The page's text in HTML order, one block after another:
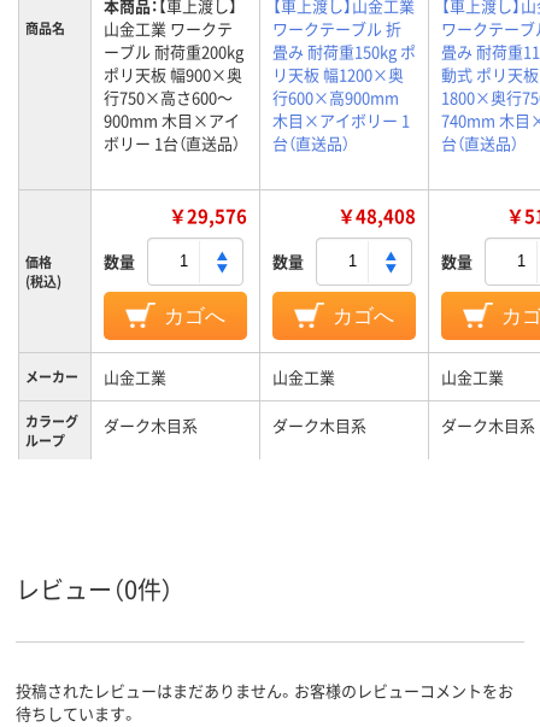
商品名
本商品： 【車上渡し】
山金工業 ワークテ
ーブル 耐荷重200kg
ポリ天板 幅900×奥
行750×高さ600～
900mm 木目×アイ
ボリー 1台（直送品）
【車上渡し】山金工業
ワークテーブル 折
畳み 耐荷重150kg ポ
リ天板 幅1200×奥
行600×高900mm
木目×アイボリー 1
台（直送品）
【車上渡し】
ワークテーブ
畳み 耐荷重
動式 ポリ天
1800×奥行
740mm 木目
台（直送品）
価格
(税込)
￥29,576
数量
カゴへ
￥48,408
数量
カゴへ
￥
数量
カ
メーカー 山金工業 山金工業 山金工業
カラーグ
ループ
ダーク木目系 ダーク木目系 ダーク木目系
レビュー（0件）
投稿されたレビューはまだありません。お客様のレビューコメントをお
待ちしています。